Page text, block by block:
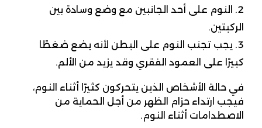
النوم على أحد الجانبين مع وضع وسادة بين
الركبتين.
يجب تجنب النوم على البطن لأنه يضع ضغطًا
كبيرًا على العمود الفقري وقد يزيد من الألم.
في حالة الأشخاص الذين يتحركون كثيرًا أثناء النوم،
فيجب ارتداء حزام الظهر من أجل الحماية من
الاصطدامات أثناء النوم.